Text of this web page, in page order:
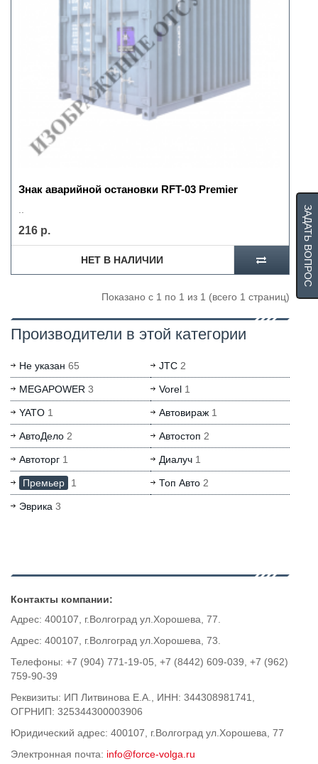
Знак аварийной остановки RFT-03 Premier
216 р.
НЕТ В НАЛИЧИИ
Показано с 1 по 1 из 1 (всего 1 страниц)
Производители в этой категории
Не указан 65 JTC2
MEGAPOWER 3 Vorel1
YATO 1 Автовираж1
АвтоДело 2 Автостоп 2
Автоторг 1 Диалуч1
Премьер 1 Топ Авто2
Эврика 3
Контакты компании:
Адрес: 400107, г.Волгоград ул.Хорошева, 77.
Адрес: 400107, г.Волгоград ул.Хорошева, 73.
Телефоны: +7 (904) 771-19-05, +7 (8442) 609-039, +7 (962)
759-90-39
Реквизиты: ИП Литвинова Е.А., ИНН: 344308981741,
ОГРНИП: 325344300003906
Юридический адрес: 400107, г.Волгоград ул.Хорошева, 77
Электронная почта: info@force-volga.ru
ЗАДАТЬ ВОПРОС